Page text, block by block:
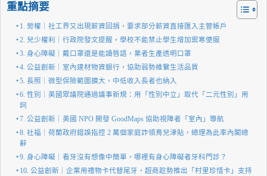
重點摘要
1. 勞權｜社工界又出現薪資回捐，要求部分薪資直接匯入主管帳戶
2. 兒少權利｜行政院發文提醒，學校不能禁止學生增加禦寒便服
3. 身心障礙｜戴口罩還是能讀唇語，業者生產透明口罩
4. 公益創新｜室內建材物資銀行，協助弱勢維繫生活品質
5. 長照｜微型保險範圍擴大，中低收入長者也納入
6. 性別｜美國眾議院通過議事新規：用「性別中立」取代「二元性別」用
詞
7. 公益創新｜美國 NPO 開發 GoodMaps 協助視障者「室內」導航
8. 社福｜荷蘭政府錯誤指控 2 萬個家庭詐領育兒津貼，總理為此率內閣總
辭
9. 身心障礙｜看牙沒有想像中簡單，哪裡有身心障礙者牙科門診？
10. 公益創新｜企業用禮物卡代替尾牙，超商趁勢推出「村里珍惜卡」支持